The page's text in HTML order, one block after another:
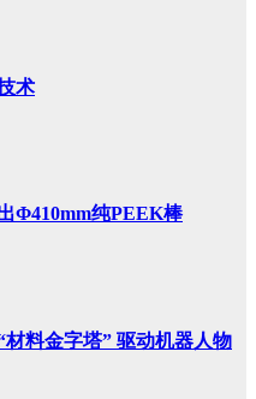
术
Φ410mm纯PEEK棒
料金字塔” 驱动机器人物